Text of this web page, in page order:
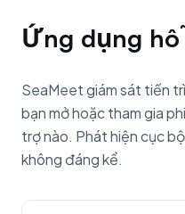
Ứng dụng
SeaMeet giám sát tiến
bạn mở hoặc tham gia
trợ nào. Phát hiện cục
không đáng kể.